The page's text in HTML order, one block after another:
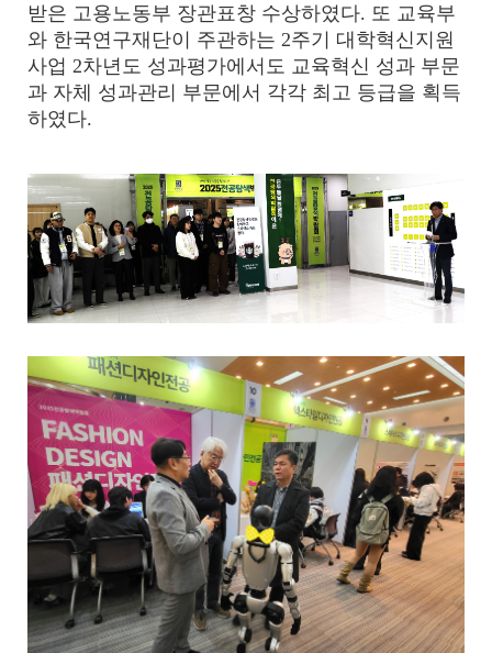
받은 고용노동부 장관표창 수상하였다. 또 교육부
와 한국연구재단이 주관하는 2주기 대학혁신지원
사업 2차년도 성과평가에서도 교육혁신 성과 부문
과 자체 성과관리 부문에서 각각 최고 등급을 획득
하였다.